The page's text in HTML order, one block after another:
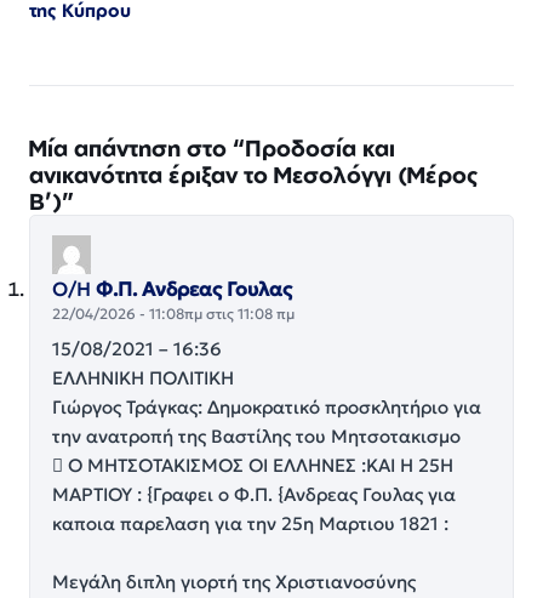
της Κύπρου
Μία απάντηση στο “Προδοσία και
ανικανότητα έριξαν το Μεσολόγγι (Μέρος
Β’)”
Ο/Η Φ.Π. Ανδρεας Γουλας
22/04/2026 - 11:08πμ στις 11:08 πμ
15/08/2021 – 16:36
ΕΛΛΗΝΙΚΗ ΠΟΛΙΤΙΚΗ
Γιώργος Τράγκας: Δημοκρατικό προσκλητήριο για
την ανατροπή της Βαστίλης του Μητσοτακισμο
 Ο ΜΗΤΣΟΤΑΚΙΣΜΟΣ ΟΙ ΕΛΛΗΝΕΣ :ΚΑΙ Η 25Η
ΜΑΡΤΙΟΥ : {Γραφει ο Φ.Π. {Ανδρεας Γουλας για
καποια παρελαση για την 25η Μαρτιου 1821 :
Μεγάλη διπλη γιορτή της Χριστιανοσύνης